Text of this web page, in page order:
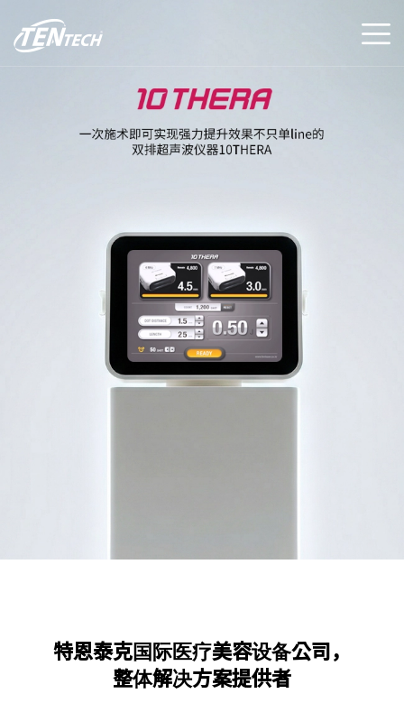
特恩泰克国际医疗美容设备公司，
整体解决方案提供者